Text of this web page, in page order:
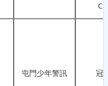
屯門少年警訊 冠